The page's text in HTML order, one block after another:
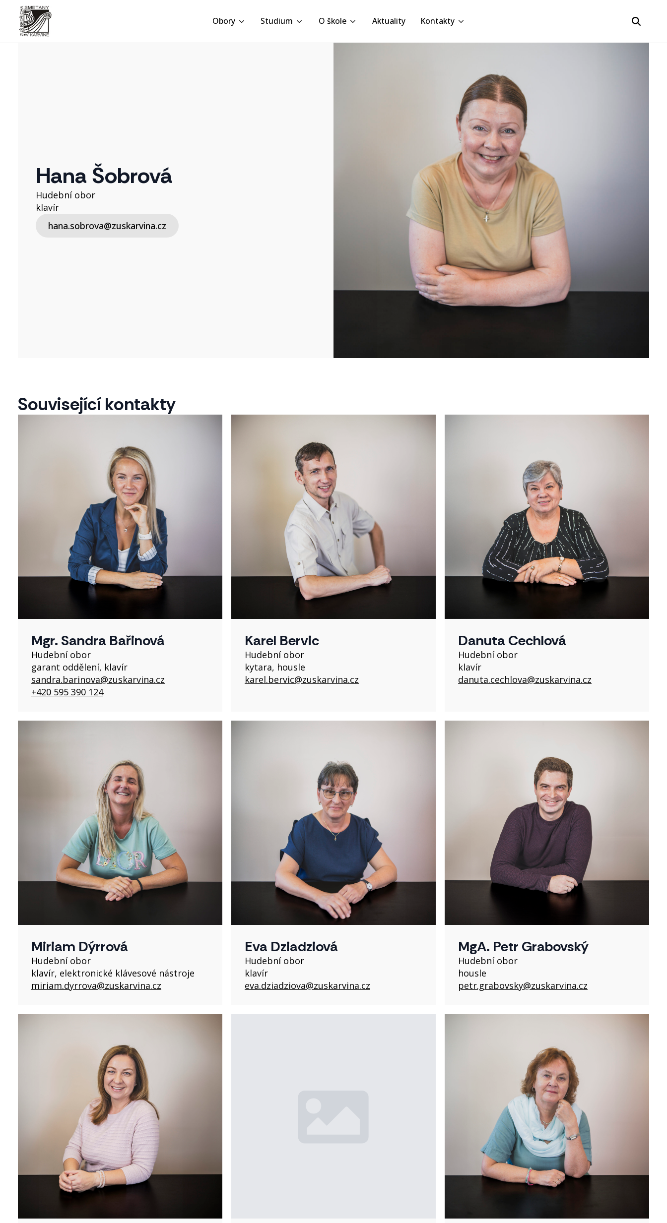
Obory Studium O škole Aktuality Kontakty
Hana Šobrová
Hudební obor
klavír
hana.sobrova@zuskarvina.cz
Související kontakty
Mgr. Sandra Bařinová
Hudební obor
garant oddělení, klavír
sandra.barinova@zuskarvina.cz
+420 595 390 124
Karel Bervic
Hudební obor
kytara, housle
karel.bervic@zuskarvina.cz
Danuta Cechlová
Hudební obor
klavír
danuta.cechlova@zuskarvina.cz
Miriam Dýrrová
Hudební obor
klavír, elektronické klávesové nástroje
miriam.dyrrova@zuskarvina.cz
Eva Dziadziová
Hudební obor
klavír
eva.dziadziova@zuskarvina.cz
MgA. Petr Grabovský
Hudební obor
housle
petr.grabovsky@zuskarvina.cz